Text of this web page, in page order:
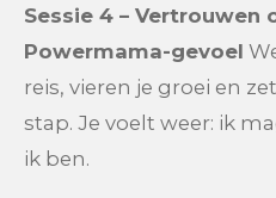
Sessie 4 – Vertrouwen
Powermama-gevoel
reis, vieren je groei en
stap. Je voelt weer: ik
ik ben.